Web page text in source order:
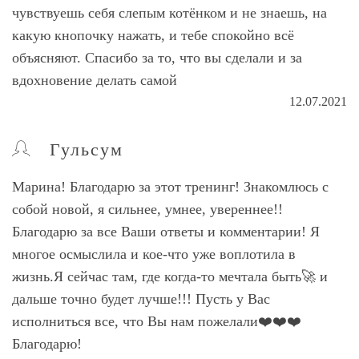
чувствуешь себя слепым котёнком и не знаешь, на
какую кнопочку нажать, и тебе спокойно всё
объясняют. Спасибо за то, что вы сделали и за
вдохновение делать самой
12.07.2021
Гульсум
Марина! Благодарю за этот тренинг! Знакомлюсь с
собой новой, я сильнее, умнее, увереннее!!
Благодарю за все Ваши ответы и комментарии! Я
многое осмыслила и кое-что уже воплотила в
жизнь.Я сейчас там, где когда-то мечтала быть🚀 и
дальше точно будет лучше!!! Пусть у Вас
исполниться все, что Вы нам пожелали❤️❤️❤️
Благодарю!